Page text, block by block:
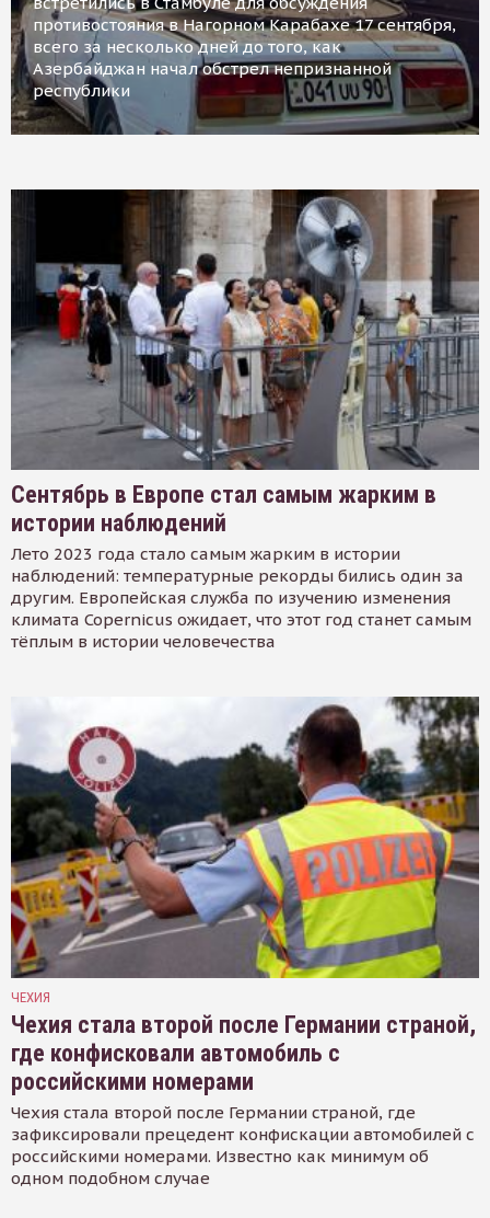
противостояния в Нагорном Карабахе 17 сентября,
всего за несколько дней до того, как
Азербайджан начал обстрел непризнанной
республики
Сентябрь в Европе стал самым жарким в
истории наблюдений
Лето 2023 года стало самым жарким в истории
наблюдений: температурные рекорды бились один за
другим. Европейская служба по изучению изменения
климата Copernicus ожидает, что этот год станет самым
тёплым в истории человечества
ЧЕХИЯ
Чехия стала второй после Германии страной,
где конфисковали автомобиль с
российскими номерами
Чехия стала второй после Германии страной, где
зафиксировали прецедент конфискации автомобилей с
российскими номерами. Известно как минимум об
одном подобном случае